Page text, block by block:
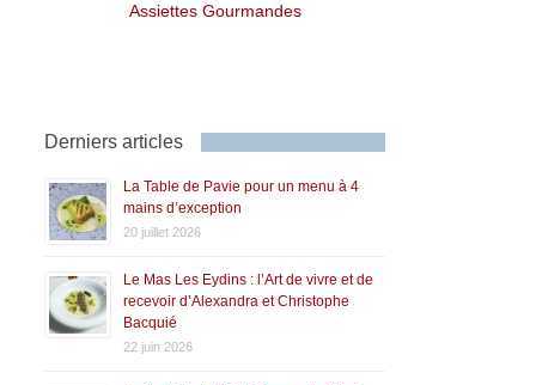
Assiettes Gourmandes
Derniers articles
La Table de Pavie pour un menu à 4
mains d’exception
20 juillet 2026
Le Mas Les Eydins : l’Art de vivre et de
recevoir d’Alexandra et Christophe
Bacquié
22 juin 2026